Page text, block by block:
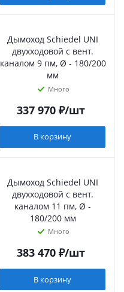
Дымоход Schiedel UNI
двухходовой с вент.
каналом 9 пм, Ø - 180/200
мм
Много
337 970₽/шт
В корзину
Дымоход Schiedel UNI
двухходовой с вент.
каналом 11 пм, Ø -
180/200 мм
Много
383 470₽/шт
В корзину